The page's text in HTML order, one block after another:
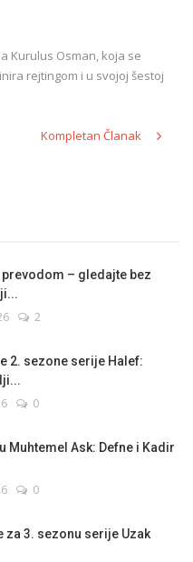
Kurulus Osman, koja se
rejtingom i u svojoj šestoj
Kompletan Članak
– gledajte bez
2
2. sezone serije Halef:
0
Muhtemel Ask: Defne i Kadir
0
za 3. sezonu serije Uzak